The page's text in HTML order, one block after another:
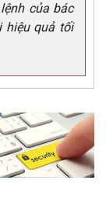
của bác
hiệu quả tối